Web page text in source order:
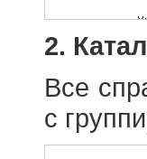
2.
Все
с